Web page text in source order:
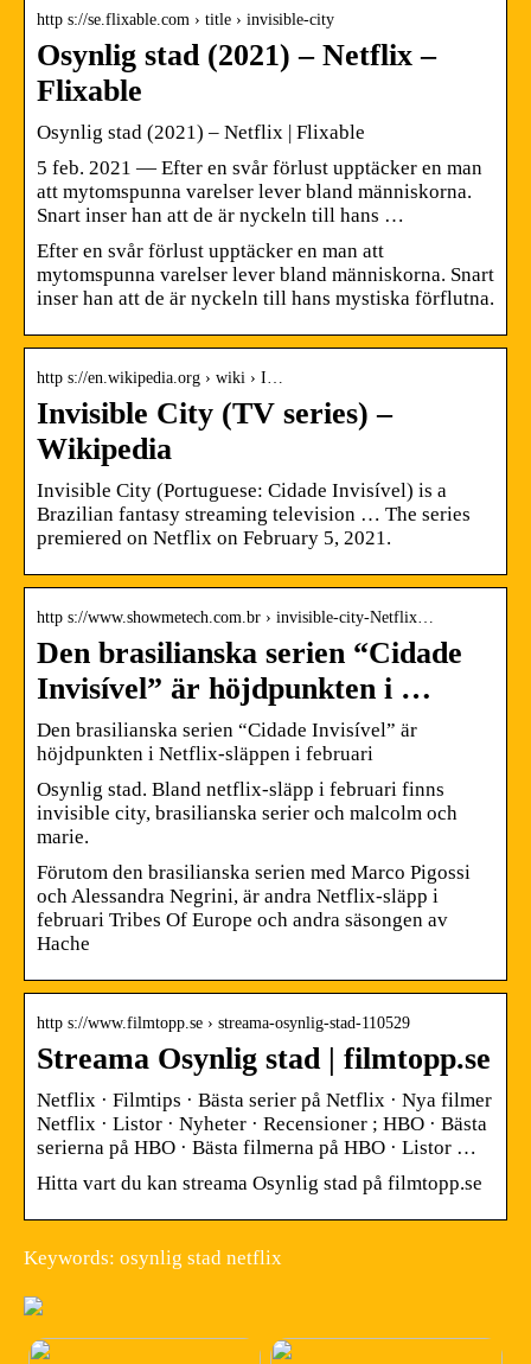
http s://se.flixable.com › title › invisible-city
Osynlig stad (2021) – Netflix –
Flixable
Osynlig stad (2021) – Netflix | Flixable
5 feb. 2021 — Efter en svår förlust upptäcker en man
att mytomspunna varelser lever bland människorna.
Snart inser han att de är nyckeln till hans …
Efter en svår förlust upptäcker en man att
mytomspunna varelser lever bland människorna. Snart
inser han att de är nyckeln till hans mystiska förflutna.
http s://en.wikipedia.org › wiki › I…
Invisible City (TV series) –
Wikipedia
Invisible City (Portuguese: Cidade Invisível) is a
Brazilian fantasy streaming television … The series
premiered on Netflix on February 5, 2021.
http s://www.showmetech.com.br › invisible-city-Netflix…
Den brasilianska serien “Cidade
Invisível” är höjdpunkten i …
Den brasilianska serien “Cidade Invisível” är
höjdpunkten i Netflix-släppen i februari
Osynlig stad. Bland netflix-släpp i februari finns
invisible city, brasilianska serier och malcolm och
marie.
Förutom den brasilianska serien med Marco Pigossi
och Alessandra Negrini, är andra Netflix-släpp i
februari Tribes Of Europe och andra säsongen av
Hache
http s://www.filmtopp.se › streama-osynlig-stad-110529
Streama Osynlig stad | filmtopp.se
Netflix · Filmtips · Bästa serier på Netflix · Nya filmer
Netflix · Listor · Nyheter · Recensioner ; HBO · Bästa
serierna på HBO · Bästa filmerna på HBO · Listor …
Hitta vart du kan streama Osynlig stad på filmtopp.se
Keywords: osynlig stad netflix